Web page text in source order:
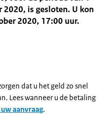
is gesloten. U kon
2020, 17:00 uur.
dat u het geld zo snel
Lees wanneer u de betaling
uw aanvraag.